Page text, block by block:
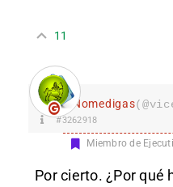
11
Nomedigas
#3262918
Miembro de
Por cierto. ¿Por qué